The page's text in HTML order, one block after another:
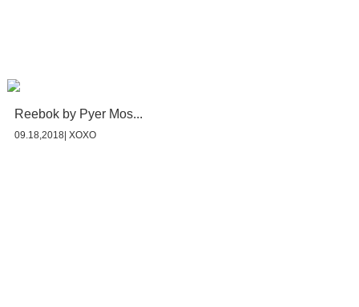
Reebok by Pyer Mos...
09.18,2018| XOXO